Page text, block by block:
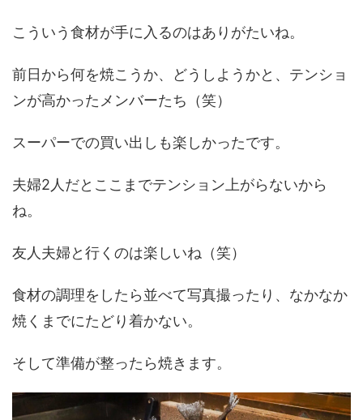
こういう食材が手に入るのはありがたいね。
前日から何を焼こうか、どうしようかと、テンショ
ンが高かったメンバーたち（笑）
スーパーでの買い出しも楽しかったです。
夫婦2人だとここまでテンション上がらないから
ね。
友人夫婦と行くのは楽しいね（笑）
食材の調理をしたら並べて写真撮ったり、なかなか
焼くまでにたどり着かない。
そして準備が整ったら焼きます。